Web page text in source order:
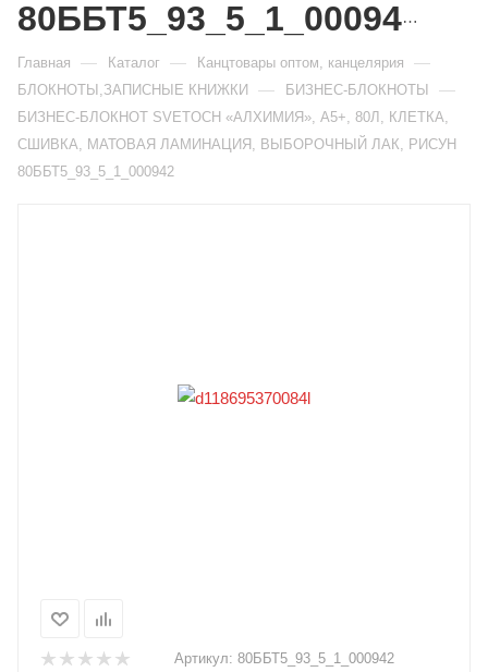
80ББТ5_93_5_1_000942
Главная — Каталог — Канцтовары оптом, канцелярия —
БЛОКНОТЫ,ЗАПИСНЫЕ КНИЖКИ — БИЗНЕС-БЛОКНОТЫ —
БИЗНЕС-БЛОКНОТ SVETOCH «АЛХИМИЯ», А5+, 80Л, КЛЕТКА,
СШИВКА, МАТОВАЯ ЛАМИНАЦИЯ, ВЫБОРОЧНЫЙ ЛАК, РИСУН
80ББТ5_93_5_1_000942
Артикул: 80ББТ5_93_5_1_000942